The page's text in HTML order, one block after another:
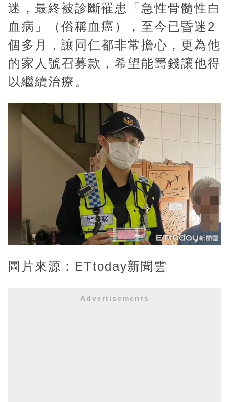
迷，最終被診斷罹患「急性骨髓性白
血病」（俗稱血癌），至今已昏迷2
個多月，讓同仁都非常擔心，更為他
的家人號召募款，希望能籌錢讓他得
以繼續治療。
圖片來源：ETtoday新聞雲
Advertisements